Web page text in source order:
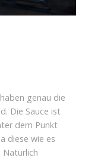
genau die
Die Sauce ist
dem Punkt
diese wie es
Natürlich